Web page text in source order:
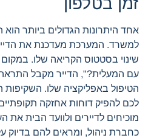
אחד היתרונות הגדולים ביותר
למשרד. המערכת מעדכנת את
שינוי בסטטוס הקריאה שלו.
עם המעלית?", הדייר מקבל
הטיפול באפליקציה שלו. השקיפות
לכם להפיק דוחות אחזקה
מוכיחים לדיירים ולוועד הבית
כחברת ניהול, ומראים להם